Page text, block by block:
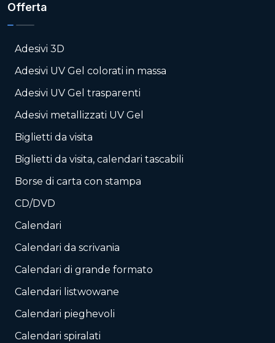
Offerta
Adesivi 3D
Adesivi UV Gel colorati in massa
Adesivi UV Gel trasparenti
Adesivi metallizzati UV Gel
Biglietti da visita
Biglietti da visita, calendari tascabili
Borse di carta con stampa
CD/DVD
Calendari
Calendari da scrivania
Calendari di grande formato
Calendari listwowane
Calendari pieghevoli
Calendari spiralati